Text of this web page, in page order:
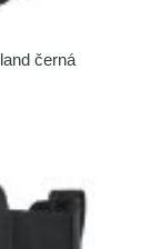
černá